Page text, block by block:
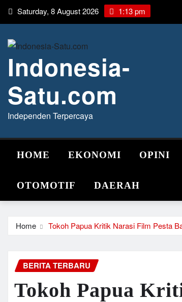
Skip Saturday, 8 August 2026 1:13 pm
Indonesia-
Satu.com
Independen Terpercaya
HOME EKONOMI OPINI
OTOMOTIF DAERAH
Home Tokoh Papua Kritik Narasi Film Pesta
BERITA TERBARU
Tokoh Papua